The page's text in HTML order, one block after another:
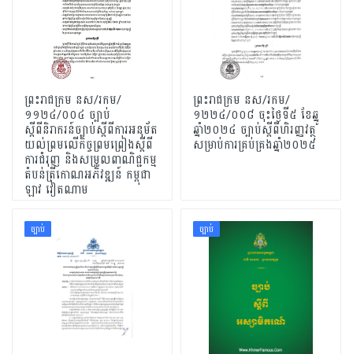
ព្រះរាជក្រម នស/រកម/
១១២៤/០០៤ ច្បាប់
ស្តីពីនិរាករន៍ច្បាប់ស្តីពីការអនុម័ត
យល់ព្រមលើកិច្ចព្រមព្រៀងស្តីពី
ការជំរុញ និងសម្រួលពាណិជ្ជកម្ម
តំបន់ត្រីកោណអភិវឌ្ឍន៍ កម្ពុជា
ឡាវ វៀតណាម
ព្រះរាជក្រម នស/រកម/
១២២៤/០០៨ ចុះថ្ងៃទី៥ ខែឆ្នូ
ឆ្នាំ២០២៤ ច្បាប់ស្តីពីហិរញ្ញវត្ថុ
សម្រាប់ការគ្រប់គ្រងឆ្នាំ២០២៥
ច្បាប់ ច្បាប់